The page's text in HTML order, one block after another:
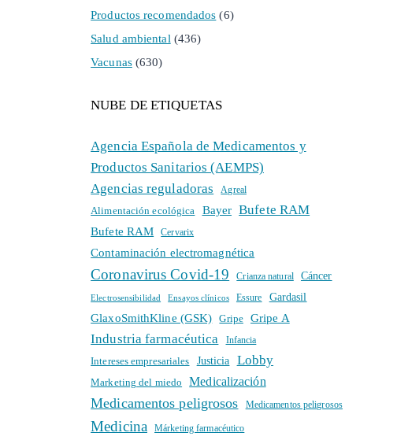
Productos recomendados (6)
Salud ambiental (436)
Vacunas(630)
NUBE DE ETIQUETAS
Agencia Española de Medicamentos y
Productos Sanitarios (AEMPS)
Agencias reguladoras
Agreal
Alimentación ecológica Bayer Bufete RAM
Bufete RAM Cervarix
Contaminación electromagnética
Coronavirus Covid-19 Crianza natural Cáncer
Electrosensibilidad Ensayos clínicos Essure Gardasil
GlaxoSmithKline (GSK) Gripe Gripe A
Industria farmacéutica Infancia
Intereses empresariales Justicia Lobby
Marketing del miedo Medicalización
Medicamentos peligrosos Medicamentos peligrosos
Medicina Márketing farmacéutico